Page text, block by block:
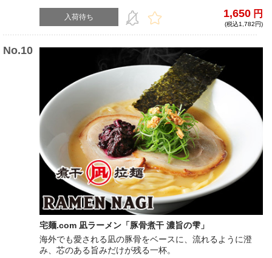
麦「春よ恋」を100%使用し、全てにこだわり抜いた一杯
があなたを至福のときへと誘う
入荷待ち 1,650 円
(税込1,782円)
宅麺.com 凪ラーメン「豚骨煮干 濃旨の雫」
海外でも愛される凪の豚骨をベースに、流れるように澄
み、芯のある旨みだけが残る一杯。